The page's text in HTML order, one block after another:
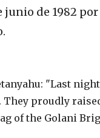
de 1982
"Last
proudly
of the Golani